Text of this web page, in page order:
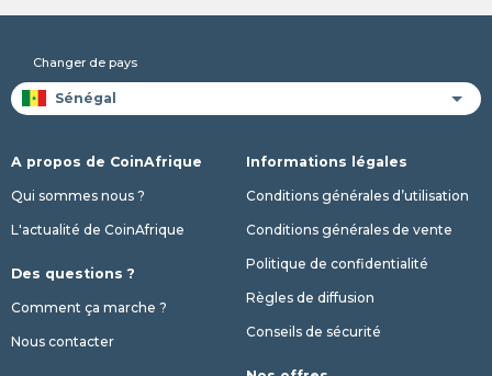
Changer de pays
A propos de CoinAfrique
Qui sommes nous ?
L'actualité de CoinAfrique
Des questions ?
Comment ça marche ?
Nous contacter
Informations légales
Conditions générales d’utilisation
Conditions générales de vente
Politique de confidentialité
Règles de diffusion
Conseils de sécurité